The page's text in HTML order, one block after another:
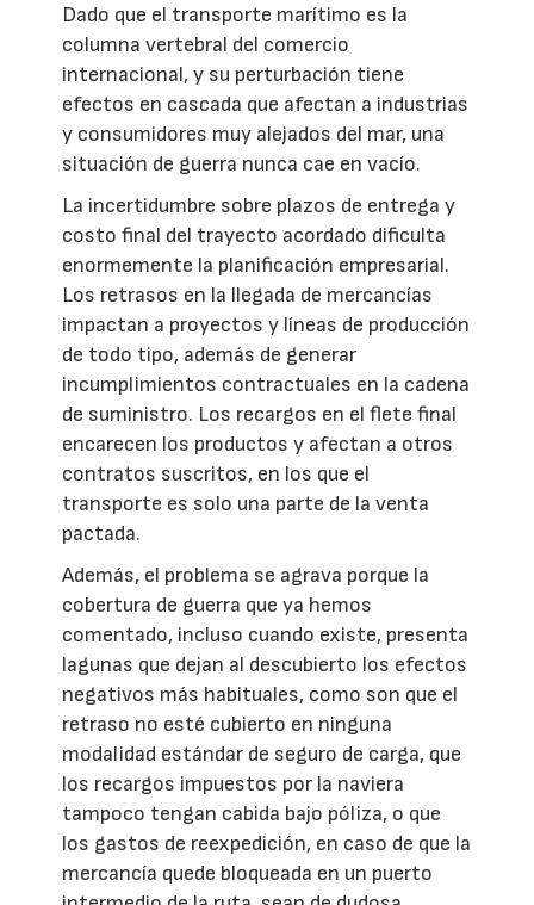
Dado que el transporte marítimo es la
columna vertebral del comercio
internacional, y su perturbación tiene
efectos en cascada que afectan a industrias
y consumidores muy alejados del mar, una
situación de guerra nunca cae en vacío.
La incertidumbre sobre plazos de entrega y
costo final del trayecto acordado dificulta
enormemente la planificación empresarial.
Los retrasos en la llegada de mercancías
impactan a proyectos y líneas de producción
de todo tipo, además de generar
incumplimientos contractuales en la cadena
de suministro. Los recargos en el flete final
encarecen los productos y afectan a otros
contratos suscritos, en los que el
transporte es solo una parte de la venta
pactada.
Además, el problema se agrava porque la
cobertura de guerra que ya hemos
comentado, incluso cuando existe, presenta
lagunas que dejan al descubierto los efectos
negativos más habituales, como son que el
retraso no esté cubierto en ninguna
modalidad estándar de seguro de carga, que
los recargos impuestos por la naviera
tampoco tengan cabida bajo póliza, o que
los gastos de reexpedición, en caso de que la
mercancía quede bloqueada en un puerto